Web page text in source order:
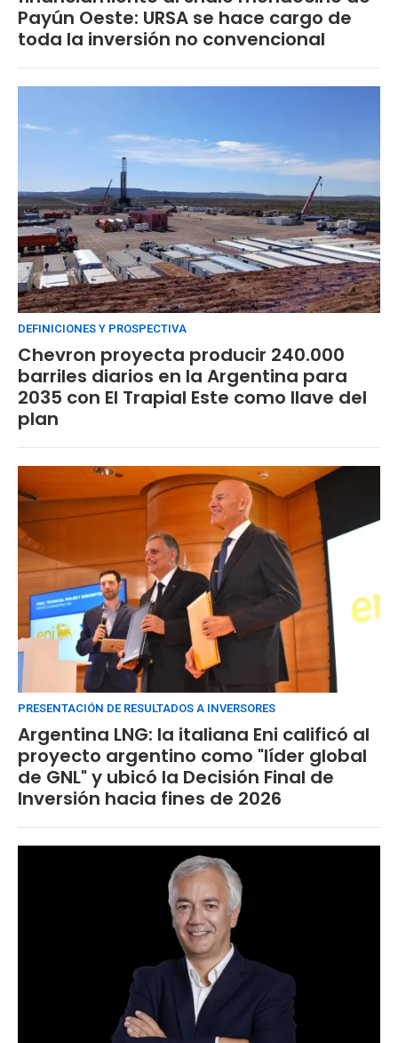
Payún Oeste: URSA se hace cargo de
toda la inversión no convencional
DEFINICIONES Y PROSPECTIVA
Chevron proyecta producir 240.000
barriles diarios en la Argentina para
2035 con El Trapial Este como llave del
plan
PRESENTACIÓN DE RESULTADOS A INVERSORES
Argentina LNG: la italiana Eni calificó al
proyecto argentino como "líder global
de GNL" y ubicó la Decisión Final de
Inversión hacia fines de 2026